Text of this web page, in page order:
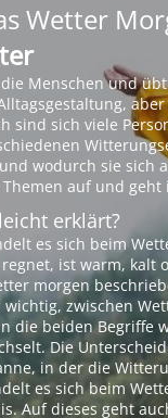
Wetter
Menschen und
sind sich viele
wodurch sie sich
auf und
erklärt?
es sich beim
ist warm, kalt
morgen
wichtig, zwischen
die beiden Begriffe
Die
in der die
es sich beim
Auf dieses geht